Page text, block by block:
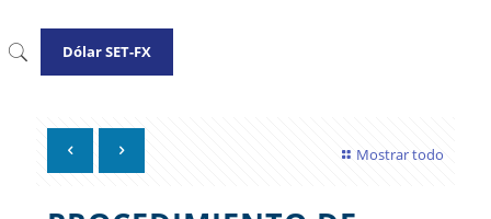
Dólar SET-FX
Mostrar todo